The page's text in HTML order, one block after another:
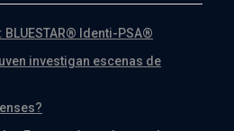
BLUESTAR® Identi-PSA®
investigan escenas de